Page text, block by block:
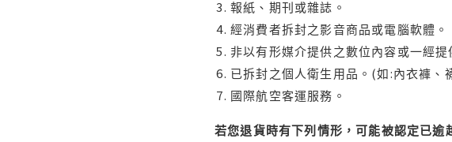
報紙、期刊或雜誌。
經消費者拆封之影音商品或電腦軟體。
非以有形媒介提供之數位內容或一經
已拆封之個人衛生用品。(如:內衣褲、
國際航空客運服務。
若您退貨時有下列情形，可能被認定已